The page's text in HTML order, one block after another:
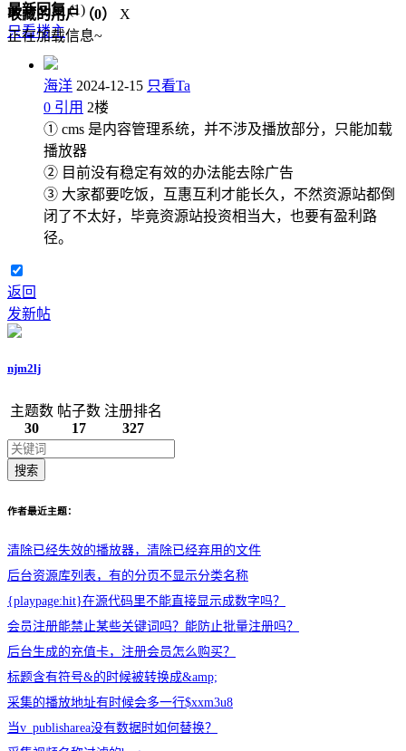
收藏的用户（0）
X
正在加载信息~
最新回复(1)
只看楼主
海洋 2024-12-15 只看Ta
0 引用 2楼
① cms 是内容管理系统，并不涉及播放部分，只能加载
播放器
② 目前没有稳定有效的办法能去除广告
③ 大家都要吃饭，互惠互利才能长久，不然资源站都倒
闭了不太好，毕竟资源站投资相当大，也要有盈利路
径。
返回
发新帖
njm2lj
主题数
30
帖子数
17
注册排名
327
搜索
作者最近主题：
清除已经失效的播放器，清除已经弃用的文件
后台资源库列表，有的分页不显示分类名称
{playpage:hit}在源代码里不能直接显示成数字吗？
会员注册能禁止某些关键词吗？能防止批量注册吗？
后台生成的充值卡，注册会员怎么购买？
标题含有符号&的时候被转换成&amp;
采集的播放地址有时候会多一行$xxm3u8
当v_publisharea没有数据时如何替换？